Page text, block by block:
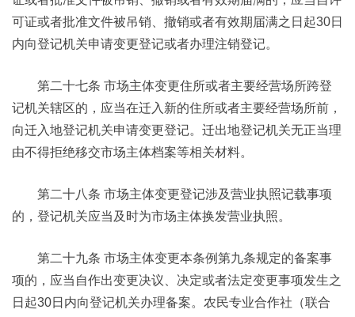
可证或者批准文件被吊销、撤销或者有效期届满之日起30日
内向登记机关申请变更登记或者办理注销登记。
第二十七条 市场主体变更住所或者主要经营场所跨登
记机关辖区的，应当在迁入新的住所或者主要经营场所前，
向迁入地登记机关申请变更登记。迁出地登记机关无正当理
由不得拒绝移交市场主体档案等相关材料。
第二十八条 市场主体变更登记涉及营业执照记载事项
的，登记机关应当及时为市场主体换发营业执照。
第二十九条 市场主体变更本条例第九条规定的备案事
项的，应当自作出变更决议、决定或者法定变更事项发生之
日起30日内向登记机关办理备案。农民专业合作社（联合